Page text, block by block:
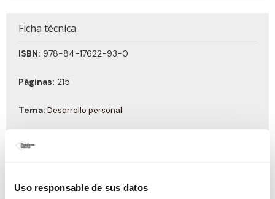
Uso responsable de sus datos
Ficha técnica
ISBN: 978-84-17622-93-0
Páginas: 215
Tema: Desarrollo personal
Formato: